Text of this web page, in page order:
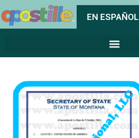
EN ESPAÑOL